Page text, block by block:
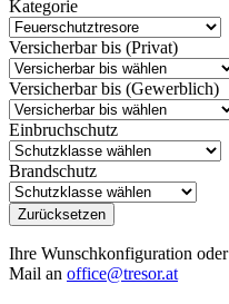
Kategorie
Versicherbar bis (Privat)
Versicherbar bis (Gewerblich)
Einbruchschutz
Brandschutz
Zurücksetzen
Ihre Wunschkonfiguration
Mail an office@tresor.at